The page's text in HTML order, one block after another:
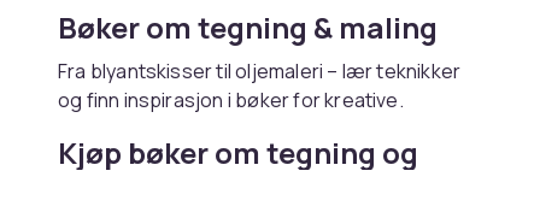
Bøker om tegning & maling
Fra blyantskisser til oljemaleri – lær teknikker
og finn inspirasjon i bøker for kreative.
Kjøp bøker om tegning og